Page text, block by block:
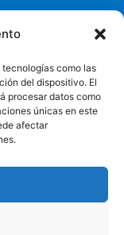
como las
del dispositivo. El
procesar datos como
únicas en este
afectar
la Vega, España
legal